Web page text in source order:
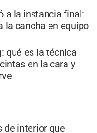
a la instancia final:
la cancha en equipo
qué es la técnica
en la cara y
de interior que